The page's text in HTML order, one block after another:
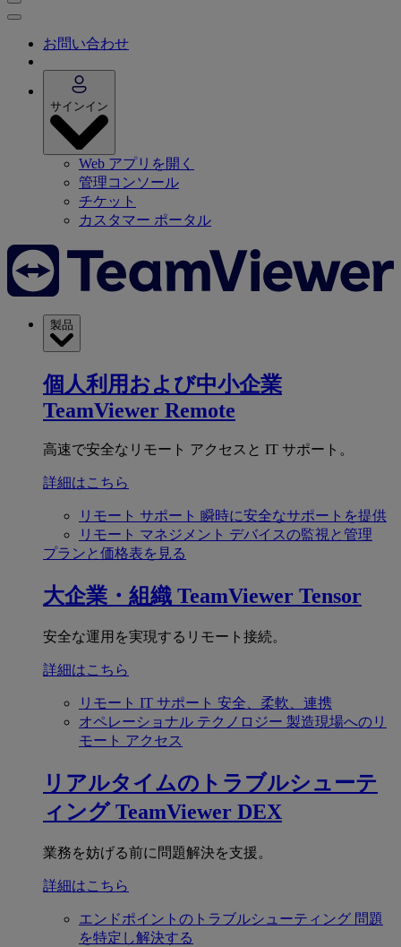
お問い合わせ
サインイン
Web アプリを開く
管理コンソール
チケット
カスタマー ポータル
製品
個人利用および中小企業
TeamViewer Remote
高速で安全なリモート アクセスと IT サポート。
詳細はこちら
リモート サポート 瞬時に安全なサポートを提供
リモート マネジメント デバイスの監視と管理
プランと価格表を見る
大企業・組織 TeamViewer Tensor
安全な運用を実現するリモート接続。
詳細はこちら
リモート IT サポート 安全、柔軟、連携
オペレーショナル テクノロジー 製造現場へのリ
モート アクセス
リアルタイムのトラブルシューテ
ィング TeamViewer DEX
業務を妨げる前に問題解決を支援。
詳細はこちら
エンドポイントのトラブルシューティング 問題
を特定し解決する